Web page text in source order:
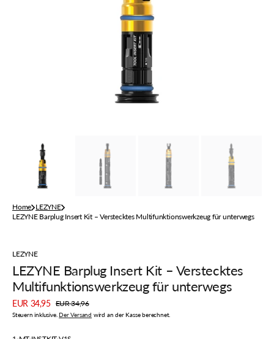
Öffnen
die
vorgestellten
Medien
der
Home LEZYNE
LEZYNE Barplug Insert Kit – Verstecktes Multifunktionswerkzeug für unterwegs
LEZYNE
LEZYNE Barplug Insert Kit – Verstecktes
Multifunktionswerkzeug für unterwegs
Verkaufspreis
EUR 34,95
Regulärer
EUR 34,96
Steuern inklusive. Der Versand wird an der Kasse berechnet.